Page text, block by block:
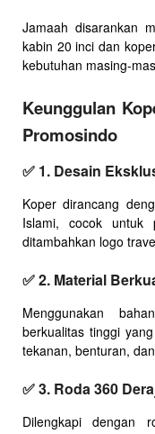
Jamaah disarankan
kabin 20 inci dan
kebutuhan masing-
Keunggulan
Promosindo
✅ 1. Desain
Koper dirancang
Islami, cocok untuk
ditambahkan logo
✅2. Material
Menggunakan
berkualitas tinggi
tekanan, benturan,
✅3. Roda 360
Dilengkapi dengan